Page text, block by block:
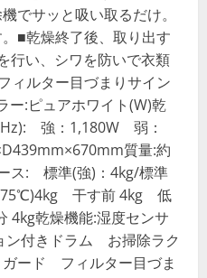
でサッと吸い取るだけ。
■乾燥終了後、取り出す
行い、シワを防いで衣類
ィルター目づまりサイン
ー:ピュアホワイト(W)乾
強：1,180W 弱：
質量:約
ス: 標準(強)：4kg/標準
干す前 4kg 低
乾燥機能:湿度センサ
付きドラム お掃除ラク
ード フィルター目づま